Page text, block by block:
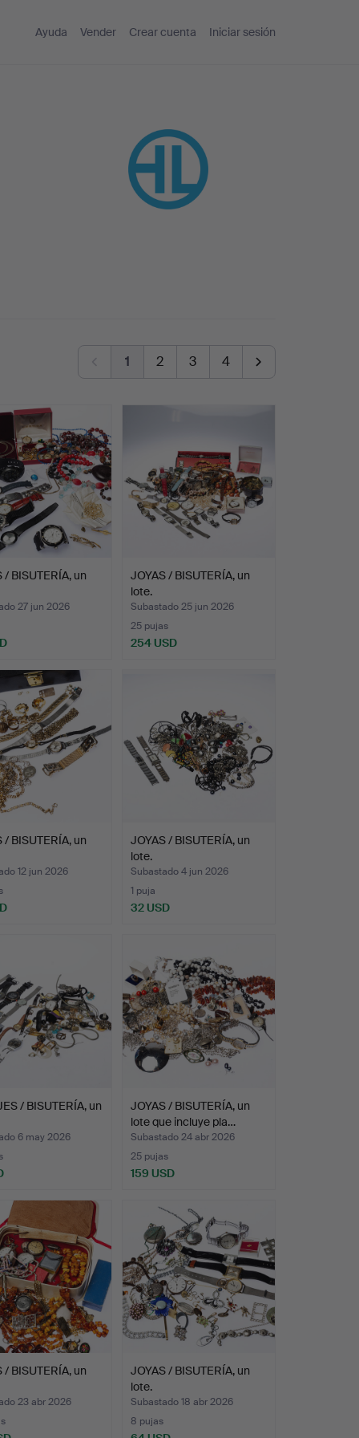
Ayuda Vender Crear cuenta Iniciar sesión
1 2 3 4
/ BISUTERÍA, un
27 jun 2026
JOYAS / BISUTERÍA, un
lote.
Subastado 25 jun 2026
25 pujas
254 USD
/ BISUTERÍA, un
12 jun 2026
JOYAS / BISUTERÍA, un
lote.
Subastado 4 jun 2026
1 puja
32 USD
/ BISUTERÍA, un
6 may 2026
JOYAS / BISUTERÍA, un
lote que incluye pla…
Subastado 24 abr 2026
25 pujas
159 USD
/ BISUTERÍA, un
23 abr 2026
JOYAS / BISUTERÍA, un
lote.
Subastado 18 abr 2026
8 pujas